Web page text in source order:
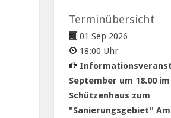
Terminübersicht
01 Sep 2026
18:00 Uhr
September um 18.00
Schützenhaus zum
"Sanierungsgebiet"